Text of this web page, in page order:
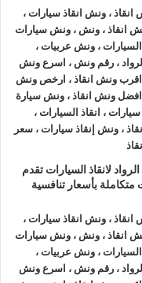
والراحة.
باحترافية عالية ونعمل منذ
جمهورية مصر العربية
و انقاذ ونقل
في الاميرية
سياراتمزود بمعدات
والحوادث نحنأسرع
رقم ونش انقاذ سيارات
لانقاذ السيارات تقدم
بأسعار تنافسية